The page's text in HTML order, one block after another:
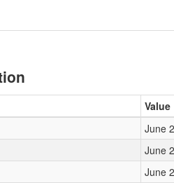
Value
June
June
June